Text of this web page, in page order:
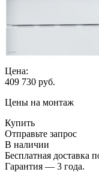
Цена:
409 730 руб.
Цены на монтаж
Купить
Отправьте запрос
В наличии
Бесплатная доставка
Гарантия — 3 года.